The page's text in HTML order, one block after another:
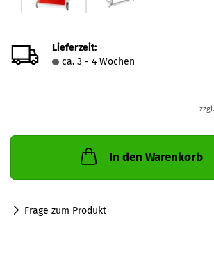
Lieferzeit:
ca. 3 - 4 Wochen
In den Warenkorb
Frage zum Produkt